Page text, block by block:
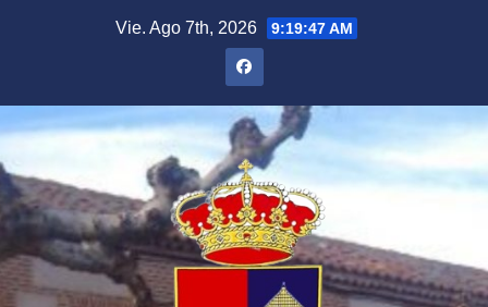
Vie. Ago 7th, 2026 9:19:47 AM